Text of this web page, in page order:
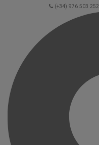
(+34) 976 503 252